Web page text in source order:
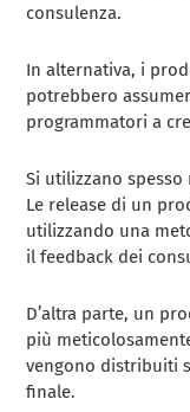
consulenza.
In alternativa, i
potrebbero
programmatori a
Si utilizzano spesso
Le release di un
utilizzando una
il feedback dei
D’altra parte, un
più
vengono distribuiti
finale.